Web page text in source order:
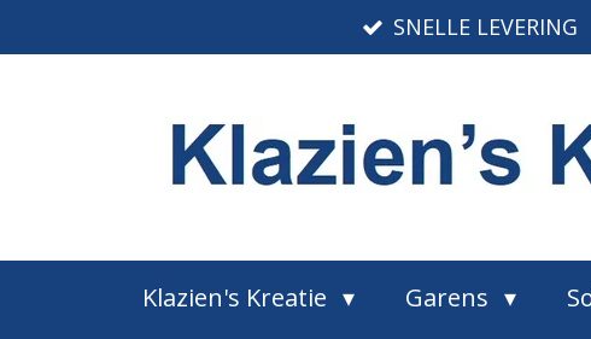
direct
SNELLE LEVERING
Klazien's Kreatie Garens